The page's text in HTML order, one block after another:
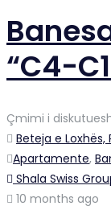
“C4-
Çmimi i
Beteja e Loxhës,
Apartamente,
Shala Swiss
10 months ago